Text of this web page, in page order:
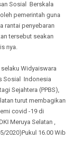
Sosial Berskala
pemerintah guna
rantai penyebaran
tersebut seakan
nya.
Widyaiswara
Sosial Indonesia
Sejahtera (PPBS),
turut membagikan
covid -19 di
Meruya Selatan ,
2020)Pukul 16.00 Wib